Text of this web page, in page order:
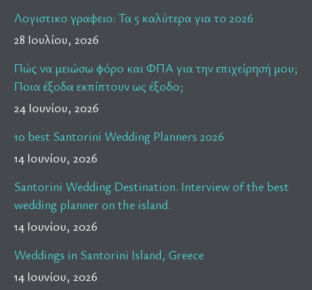
Λογιστικο γραφειο: Τα 5 καλύτερα για το 2026
28 Ιουλίου, 2026
Πώς να μειώσω φόρο και ΦΠΑ για την επιχείρησή μου;
Ποια έξοδα εκπίπτουν ως έξοδο;
24 Ιουνίου, 2026
10 best Santorini Wedding Planners 2026
14 Ιουνίου, 2026
Santorini Wedding Destination. Interview of the best
wedding planner on the island.
14 Ιουνίου, 2026
Weddings in Santorini Island, Greece
14 Ιουνίου, 2026